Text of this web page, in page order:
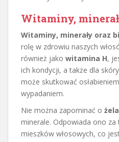
Witaminy,
Witaminy, minerały oraz
rolę w zdrowiu naszych
również jako witamina H,
ich kondycji, a także dla
może skutkować
wypadaniem.
Nie można zapominać o
minerale. Odpowiada ono
mieszków włosowych, co